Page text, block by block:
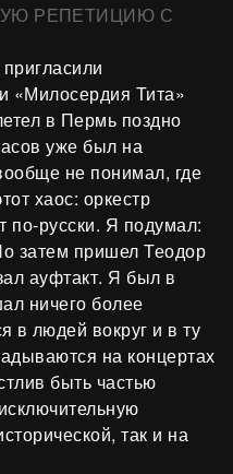
РЕПЕТИЦИЮ С
«Милосердия Тита»
в Пермь поздно
уже был на
не понимал, где
хаос: оркестр
по-русски. Я подумал:
затем пришел Теодор
ауфтакт. Я был в
ничего более
в людей вокруг и в ту
на концертах
быть частью
так и на